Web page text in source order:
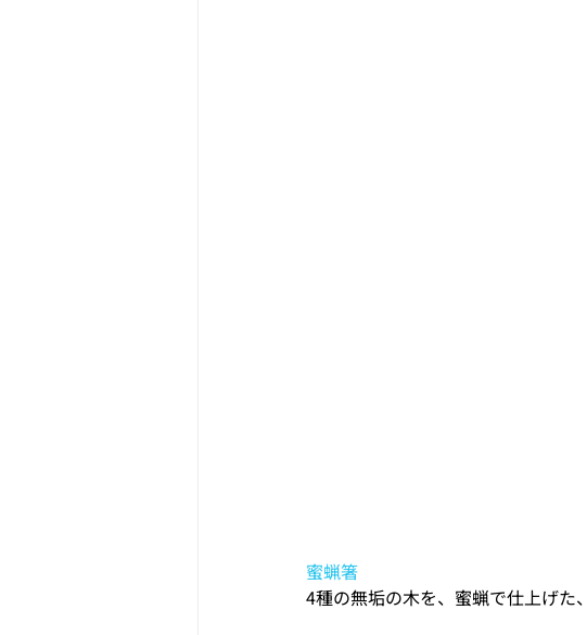
蜜蝋箸
4種の無垢の木を、蜜蝋で仕上げた